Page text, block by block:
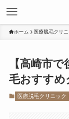
ホーム 医療脱毛クリ
【高崎市
毛おすすめ
医療脱毛クリニック